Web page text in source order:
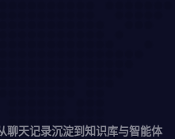
聊天记录沉淀到知识库与智能体